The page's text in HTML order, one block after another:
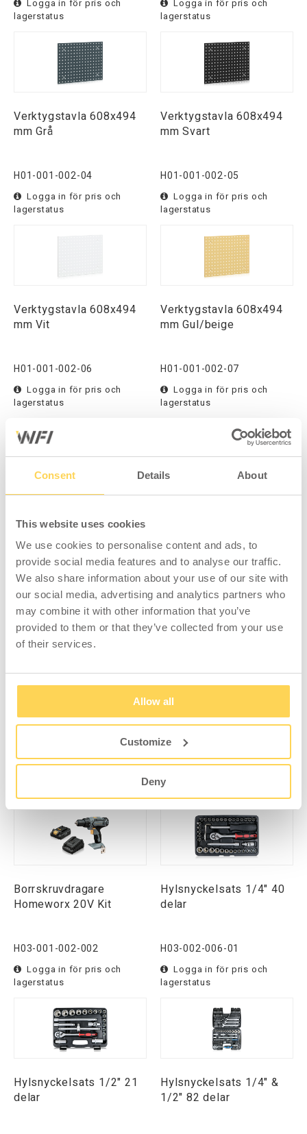
Consent Details About
This website uses cookies
We use cookies to personalise content and ads, to
provide social media features and to analyse our traffic.
We also share information about your use of our site with
our social media, advertising and analytics partners who
may combine it with other information that you’ve
provided to them or that they’ve collected from your use
of their services.
Allow all
Customize
Deny
Logga in för pris och
lagerstatus
Logga in för pris och
lagerstatus
Verktygstavla 608x494
mm Grå
H01-001-002-04
Logga in för pris och
lagerstatus
Verktygstavla 608x494
mm Svart
H01-001-002-05
Logga in för pris och
lagerstatus
Verktygstavla 608x494
mm Vit
H01-001-002-06
Logga in för pris och
lagerstatus
Verktygstavla 608x494
mm Gul/beige
H01-001-002-07
Logga in för pris och
lagerstatus
mm Röd
H01-001-002-08
Logga in för pris och
lagerstatus
H01-001-002-02
Logga in för pris och
lagerstatus
Kroksats 40-pack Svart
H01-001-002-01
Kroksats 55-pack Svart
H01-001-002-03
lagerstatus
Borrskruvdragare
Homeworx 20V Kit
H03-001-002-002
Logga in för pris och
lagerstatus
Hylsnyckelsats 1/4" 40
delar
H03-002-006-01
Logga in för pris och
lagerstatus
Hylsnyckelsats 1/2" 21
delar
Hylsnyckelsats 1/4" &
1/2" 82 delar